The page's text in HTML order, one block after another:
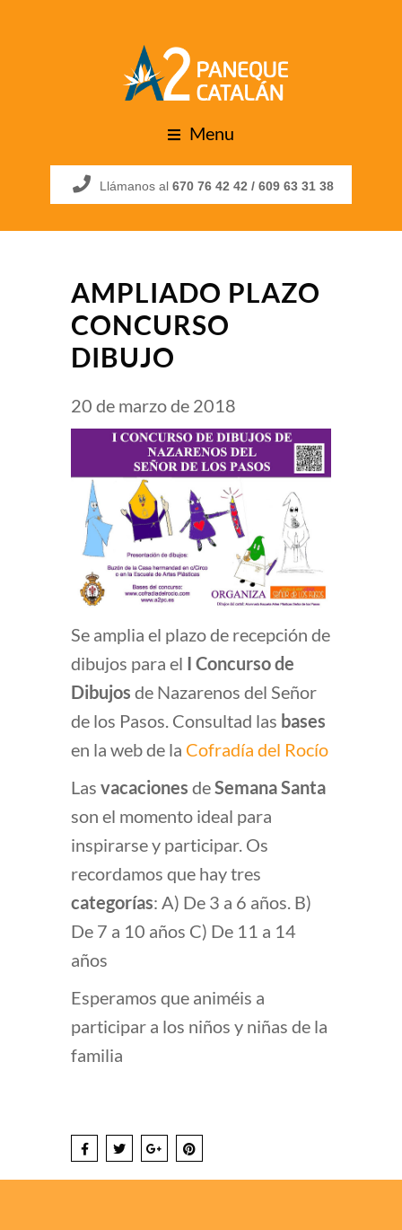
Menu
Llámanos al 670 76 42 42 / 609 63 31 38
AMPLIADO PLAZO
CONCURSO
DIBUJO
20 de marzo de 2018
Se amplia el plazo de recepción de
dibujos para el I Concurso de
Dibujos de Nazarenos del Señor
de los Pasos. Consultad las bases
en la web de la Cofradía del Rocío
Las vacaciones deSemana Santa
son el momento ideal para
inspirarse y participar. Os
recordamos que hay tres
categorías: A) De 3 a 6 años. B)
De 7 a 10 años C) De 11 a 14
años
Esperamos que animéis a
participar a los niños y niñas de la
familia